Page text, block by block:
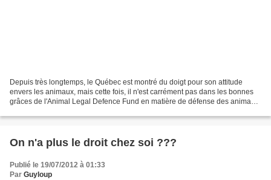
Depuis très longtemps, le Québec est montré du doigt pour son attitude
envers les animaux, mais cette fois, il n'est carrément pas dans les bonnes
grâces de l'Animal Legal Defence Fund en matière de défense des animaux.
On n'a plus le droit chez soi ???
Publié le 19/07/2012 à 01:33
Par Guyloup